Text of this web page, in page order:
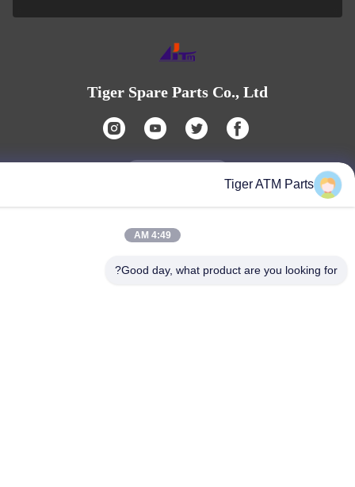
Tiger Spare Parts Co., Ltd
Tiger ATM
Good day, what product are you